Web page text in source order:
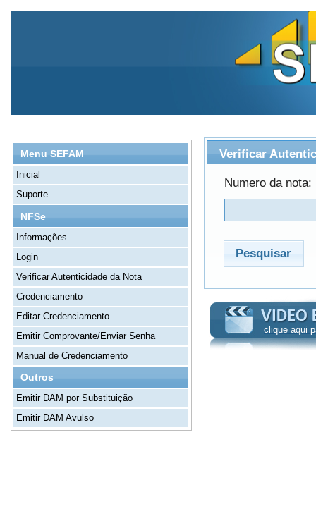
Menu SEFAM
Inicial
Suporte
NFSe
Informações
Login
Verificar Autenticidade da Nota
Credenciamento
Editar Credenciamento
Emitir Comprovante/Enviar Senha
Manual de Credenciamento
Outros
Emitir DAM por Substituição
Emitir DAM Avulso
Verificar
Numero da nota:
Pesquisar
clique aqui